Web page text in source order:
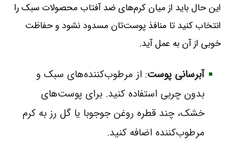
این حال باید از میان کرم‌های ضد آفتاب محصولات سبک را
انتخاب کنید تا منافذ پوست‌تان مسدود نشود و حفاظت
خوبی از آن به عمل آید.
آبرسانی پوست: از مرطوب‌کننده‌های سبک و
بدون چربی استفاده کنید. برای پوست‌های
خشک، چند قطره روغن جوجوبا یا گل رز به کرم
مرطوب‌کننده اضافه کنید.